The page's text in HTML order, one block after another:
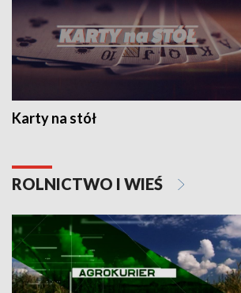
Karty na stół
ROLNICTWO I WIEŚ